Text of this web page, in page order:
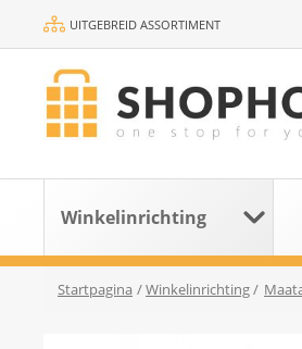
UITGEBREID ASSORTIMENT
Winkelinrichting
Startpagina /Winkelinrichting/